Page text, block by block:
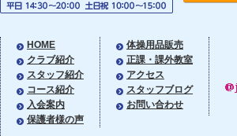
HOME
クラブ紹介
スタッフ紹介
コース紹介
入会案内
保護者様の声
体操用品販売
正課・課外教室
アクセス
スタッフブログ
お問い合わせ